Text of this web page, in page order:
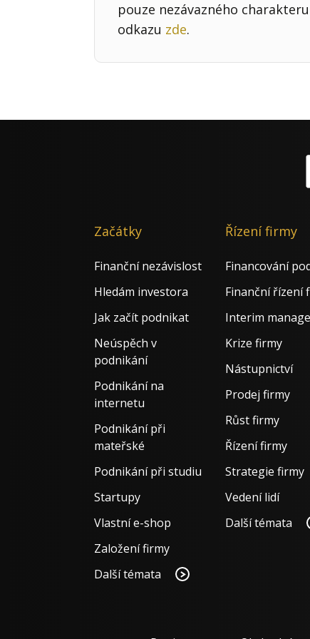
pouze nezávazného
odkazu zde.
Začátky
Finanční nezávislost
Hledám investora
Jak začít podnikat
Neúspěch v
podnikání
Podnikání na
internetu
Podnikání při
mateřské
Podnikání při studiu
Startupy
Vlastní e-shop
Založení firmy
Další témata
Řízení firmy
Financování
Finanční řízení
Interim
Krize firmy
Nástupnictví
Prodej firmy
Růst firmy
Řízení firmy
Strategie firmy
Vedení lidí
Další témata